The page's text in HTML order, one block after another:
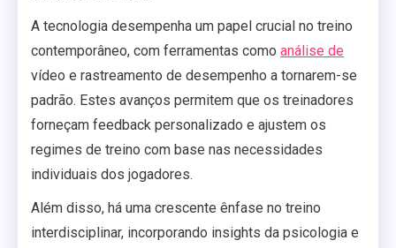
A tecnologia desempenha um papel crucial no treino
contemporâneo, com ferramentas como análise de
vídeo e rastreamento de desempenho a tornarem-se
padrão. Estes avanços permitem que os treinadores
forneçam feedback personalizado e ajustem os
regimes de treino com base nas necessidades
individuais dos jogadores.
Além disso, há uma crescente ênfase no treino
interdisciplinar, incorporando insights da psicologia e